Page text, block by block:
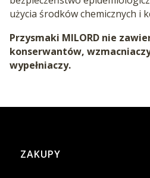
użycia środków chemicznych i
Przysmaki MILORD nie
konserwantów,
wypełniaczy.
Linki w stopce
ZAKUPY